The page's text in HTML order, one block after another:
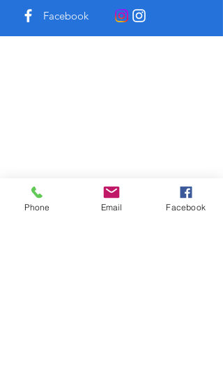
Facebook
Phone Email Facebook